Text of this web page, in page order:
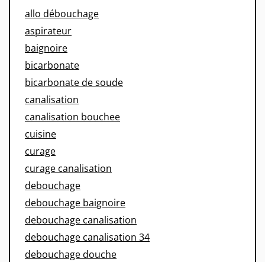
allo débouchage
aspirateur
baignoire
bicarbonate
bicarbonate de soude
canalisation
canalisation bouchee
cuisine
curage
curage canalisation
debouchage
debouchage baignoire
debouchage canalisation
debouchage canalisation 34
debouchage douche